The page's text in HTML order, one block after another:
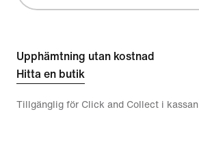
Upphämtning utan kostnad
Hitta en butik
Tillgänglig för Click and Collect i kassan